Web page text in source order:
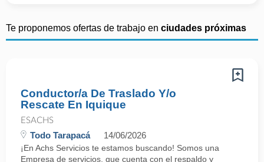
Te proponemos ofertas de trabajo en ciudades próximas
Conductor/a De Traslado Y/o
Rescate En Iquique
ESACHS
Todo Tarapacá 14/06/2026
¡En Achs Servicios te estamos buscando! Somos una
Empresa de servicios, que cuenta con el respaldo y